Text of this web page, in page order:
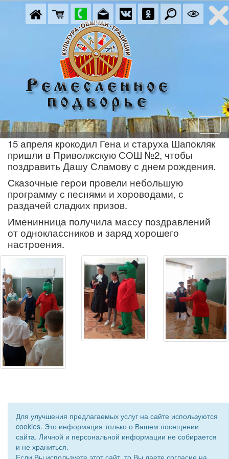
15 апреля крокодил Гена и старуха Шапокляк
пришли в Приволжскую СОШ №2, чтобы
поздравить Дашу Сламову с днем рождения.
Сказочные герои провели небольшую
программу с песнями и хороводами, с
раздачей сладких призов.
Именинница получила массу поздравлений
от одноклассников и заряд хорошего
настроения.
Для улучшения предлагаемых услуг на сайте используются
cookies. Это информация только о Вашем посещении
сайта. Личной и персональной информации не собирается
и не храниться.
Если Вы используете этот сайт, то Вы даете согласие на